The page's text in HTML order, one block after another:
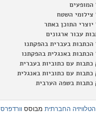
המופעים
צילומי השטח
יוצרי התוכן באתר
עבור ארגונים
הכתבות בעברית בהפקתנו
הכתבות באנגלית בהפקתנו
כתבות עם כתוביות בעברית
כתבות עם כתוביות באנגלית
כתבות בשפה הערבית
הטלוויזיה החברתית מבוסס וורדפרס